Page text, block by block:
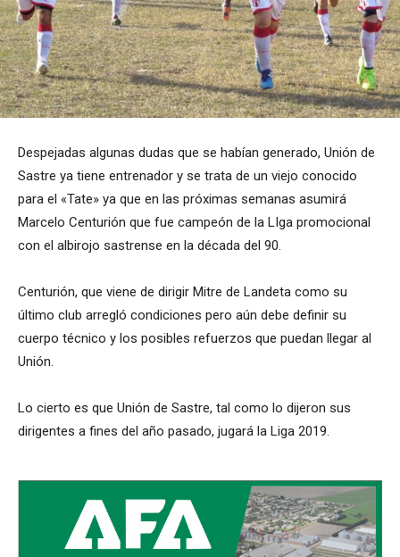
Despejadas algunas dudas que se habían generado, Unión de
Sastre ya tiene entrenador y se trata de un viejo conocido
para el «Tate» ya que en las próximas semanas asumirá
Marcelo Centurión que fue campeón de la LIga promocional
con el albirojo sastrense en la década del 90.
Centurión, que viene de dirigir Mitre de Landeta como su
último club arregló condiciones pero aún debe definir su
cuerpo técnico y los posibles refuerzos que puedan llegar al
Unión.
Lo cierto es que Unión de Sastre, tal como lo dijeron sus
dirigentes a fines del año pasado, jugará la Liga 2019.